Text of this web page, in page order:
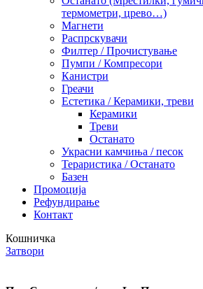
термометри, црево…)
Магнети
Распрскувачи
Филтер / Прочистување
Пумпи / Компресори
Канистри
Греачи
Естетика / Керамики, треви
Керамики
Треви
Останато
Украсни камчиња / песок
Тераристика / Останато
Базен
Промоција
Рефундирање
Контакт
Кошничка
Затвори